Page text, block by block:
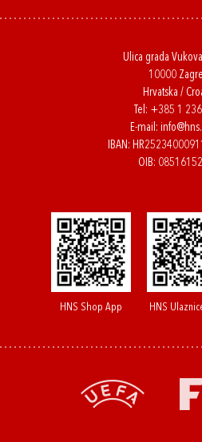
Ulica grada
10000
Hrvatska /
Tel: +385 1
E-mail:
IBAN:
OIB:
HNS Shop App HNS